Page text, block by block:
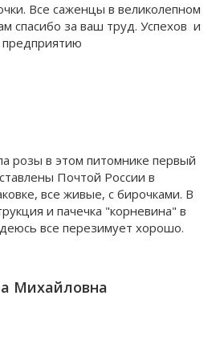
Все саженцы в великолепном
спасибо за ваш труд. Успехов и
розы в этом питомнике первый
Почтой России в
все живые, с бирочками. В
и пачечка "корневина" в
все перезимует хорошо.
Михайловна